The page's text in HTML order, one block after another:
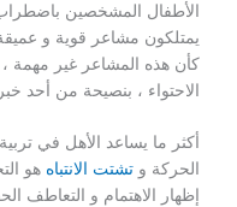
الأطفال المشخصين
يمتلكون مشاعر قوية و
كأن هذه المشاعر غير مهمة
الاحتواء ، بنصيحة من أحد
أكثر ما يساعد الأهل في
الحركة وتشتت الانتباه هو
إظهار الاهتمام و التعاطف